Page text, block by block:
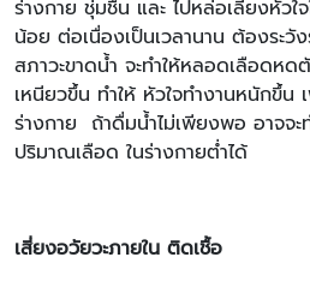
ร่างกาย ชุ่มชื่น และ ไปหล่อเลี้ยงหัวใ
น้อย ต่อเนื่องเป็นเวลานาน ต้องระวัง
สภาวะขาดน้ำ จะทำให้หลอดเลือดหด
เหนียวขึ้น ทำให้ หัวใจทำงานหนักขึ้น
ร่างกาย ถ้าดื่มน้ำไม่เพียงพอ อาจจะ
ปริมาณเลือด ในร่างกายต่ำได้
เสี่ยงอวัยวะภายใน ติดเชื้อ